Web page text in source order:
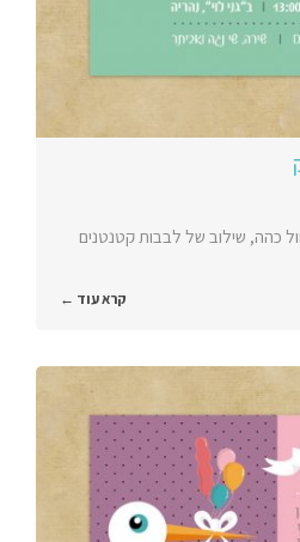
כהה, שילוב של לבבות קטנטנים
קרא עוד ←